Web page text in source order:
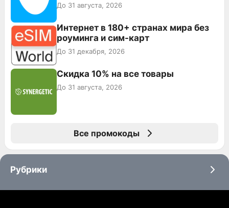
До 31 августа, 2026
Интернет в 180+ странах мира без
роуминга и сим-карт
До 31 декабря, 2026
Скидка 10% на все товары
До 31 августа, 2026
Все промокоды
Рубрики